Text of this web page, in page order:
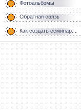
Фотоальбомы
Обратная связь
Как создать семинар:...